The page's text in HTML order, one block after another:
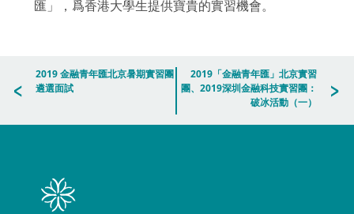
匯」，爲香港大學生提供寶貴的實習機會。
2019 金融青年匯北京暑期實習團
遴選面試
2019「金融青年匯」北京實習
團、2019深圳金融科技實習團：
破冰活動（一）